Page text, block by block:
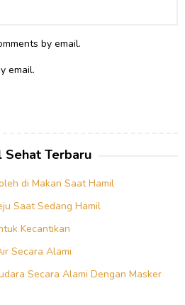
by email.
email.
Terbaru
di Makan Saat Hamil
Saat Sedang Hamil
Kecantikan
Secara Alami
Secara Alami Dengan Masker